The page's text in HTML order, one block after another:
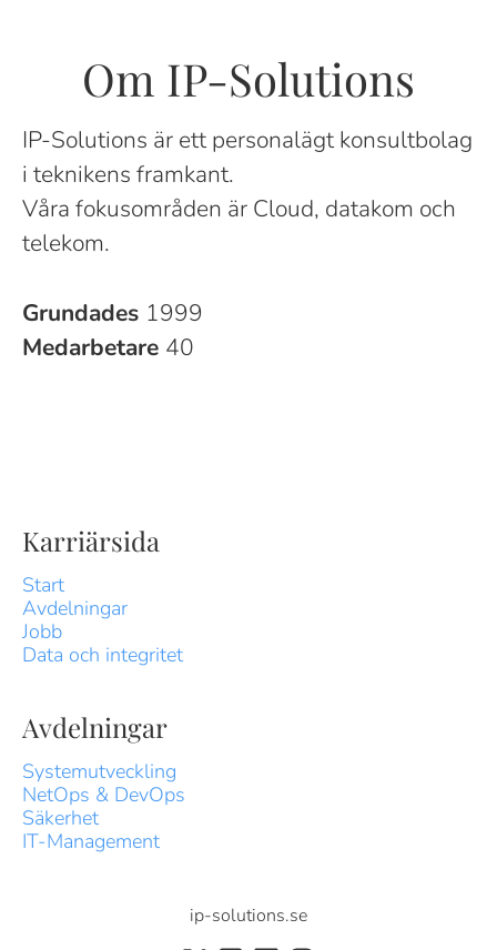
Om IP-Solutions
IP-Solutions är ett personalägt konsultbolag
i teknikens framkant.
Våra fokusområden är Cloud, datakom och
telekom.
Grundades 1999
Medarbetare 40
Karriärsida
Start
Avdelningar
Jobb
Data och integritet
Avdelningar
Systemutveckling
NetOps & DevOps
Säkerhet
IT-Management
ip-solutions.se